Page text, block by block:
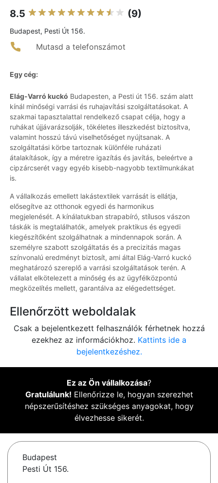
8.5 (9)
Budapest, Pesti Út 156.
Mutasd a telefonszámot
Egy cég:
Elág-Varró kuckó Budapesten, a Pesti út 156. szám alatt
kínál minőségi varrási és ruhajavítási szolgáltatásokat. A
szakmai tapasztalattal rendelkező csapat célja, hogy a
ruhákat újjávarázsolják, tökéletes illeszkedést biztosítva,
valamint hosszú távú viselhetőséget nyújtsanak. A
szolgáltatási körbe tartoznak különféle ruházati
átalakítások, így a méretre igazítás és javítás, beleértve a
cipzárcserét vagy egyéb kisebb-nagyobb textilmunkákat
is.
A vállalkozás emellett lakástextilek varrását is ellátja,
elősegítve az otthonok egyedi és harmonikus
megjelenését. A kínálatukban strapabíró, stílusos vászon
táskák is megtalálhatók, amelyek praktikus és egyedi
kiegészítőként szolgálhatnak a mindennapok során. A
személyre szabott szolgáltatás és a precizitás magas
színvonalú eredményt biztosít, ami által Elág-Varró kuckó
meghatározó szereplő a varrási szolgáltatások terén. A
vállalat elkötelezett a minőség és az ügyfélközpontú
megközelítés mellett, garantálva az elégedettséget.
Ellenőrzött weboldalak
Csak a bejelentkezett felhasználók férhetnek hozzá
ezekhez az információkhoz. Kattints ide a
bejelentkezéshez.
Ez az Ön vállalkozása?
Gratulálunk! Ellenőrizze le, hogyan szerezhet
népszerűsítéshez szükséges anyagokat, hogy
élvezhesse sikerét.
Budapest
Pesti Út 156.